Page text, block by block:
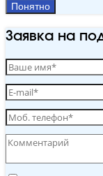
Понятно
Заявка на